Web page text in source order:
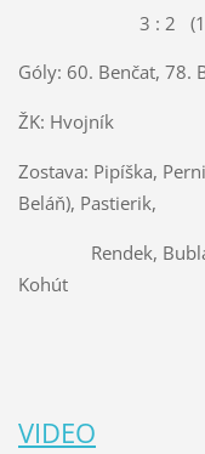
3 : 2 (1 :
Góly: 60. Benčat, 78.
ŽK: Hvojník
Zostava: Pipíška,
Beláň), Pastierik,
Rendek, Bublák,
Kohút
VIDEO